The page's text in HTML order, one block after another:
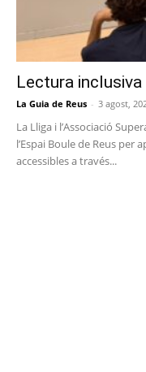
Lectura inclusiva
La Guia de Reus - 3 agost,
La Lliga i l’Associació
l’Espai Boule de Reus
accessibles a través...